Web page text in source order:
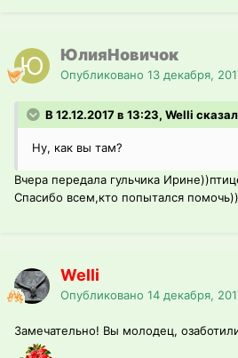
ЮлияНовичок
Опубликовано 13 декабря,
В 12.12.2017 в 13:23, Welli
Ну, как вы там?
Вчера передала гульчика
Спасибо всем,кто попытался помочь))
Welli
Опубликовано 14 декабря,
Замечательно! Вы молодец,